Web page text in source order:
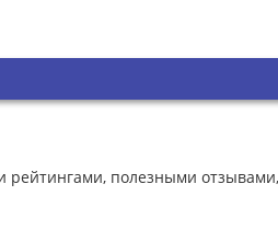
рейтингами, полезными